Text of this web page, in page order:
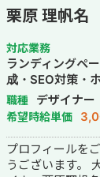
放課後等デイサ
内装工事会社の
その他、士業・
支援 ■強み 現場に入り込み、業務フロ
ーと"暗黙知"を
落とし込む 既製
わせるのではな
組みを作る 要件
ック作成まで代
当（伝言ゲーム
活用した投資設計
栗原 理帆名
対応業務
ランディングペ
成・SEO対策・
成・バナー制作
職種 デザイナー
希望時給単価
プロフィールを
うございます。